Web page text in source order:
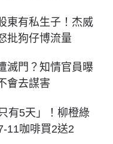
東有私生子！杰威
批狗仔博流量
滅門？知情官員曝
會去謀害
有5天」！柳橙綠
咖啡買2送2